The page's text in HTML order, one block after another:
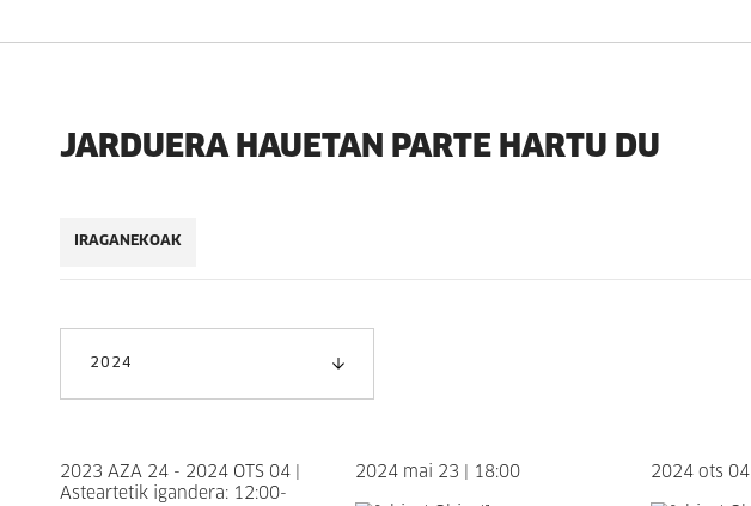
JARDUERA HAUETAN PARTE HARTU DU
IRAGANEKOAK
2024
2023 AZA 24 - 2024 OTS 04 |
Asteartetik igandera: 12:00-
2024 mai 23 | 18:00 2024 ots 04